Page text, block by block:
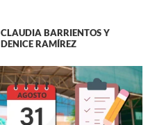
CLAUDIA BARRIENTOS Y
DENICE RAMÍREZ